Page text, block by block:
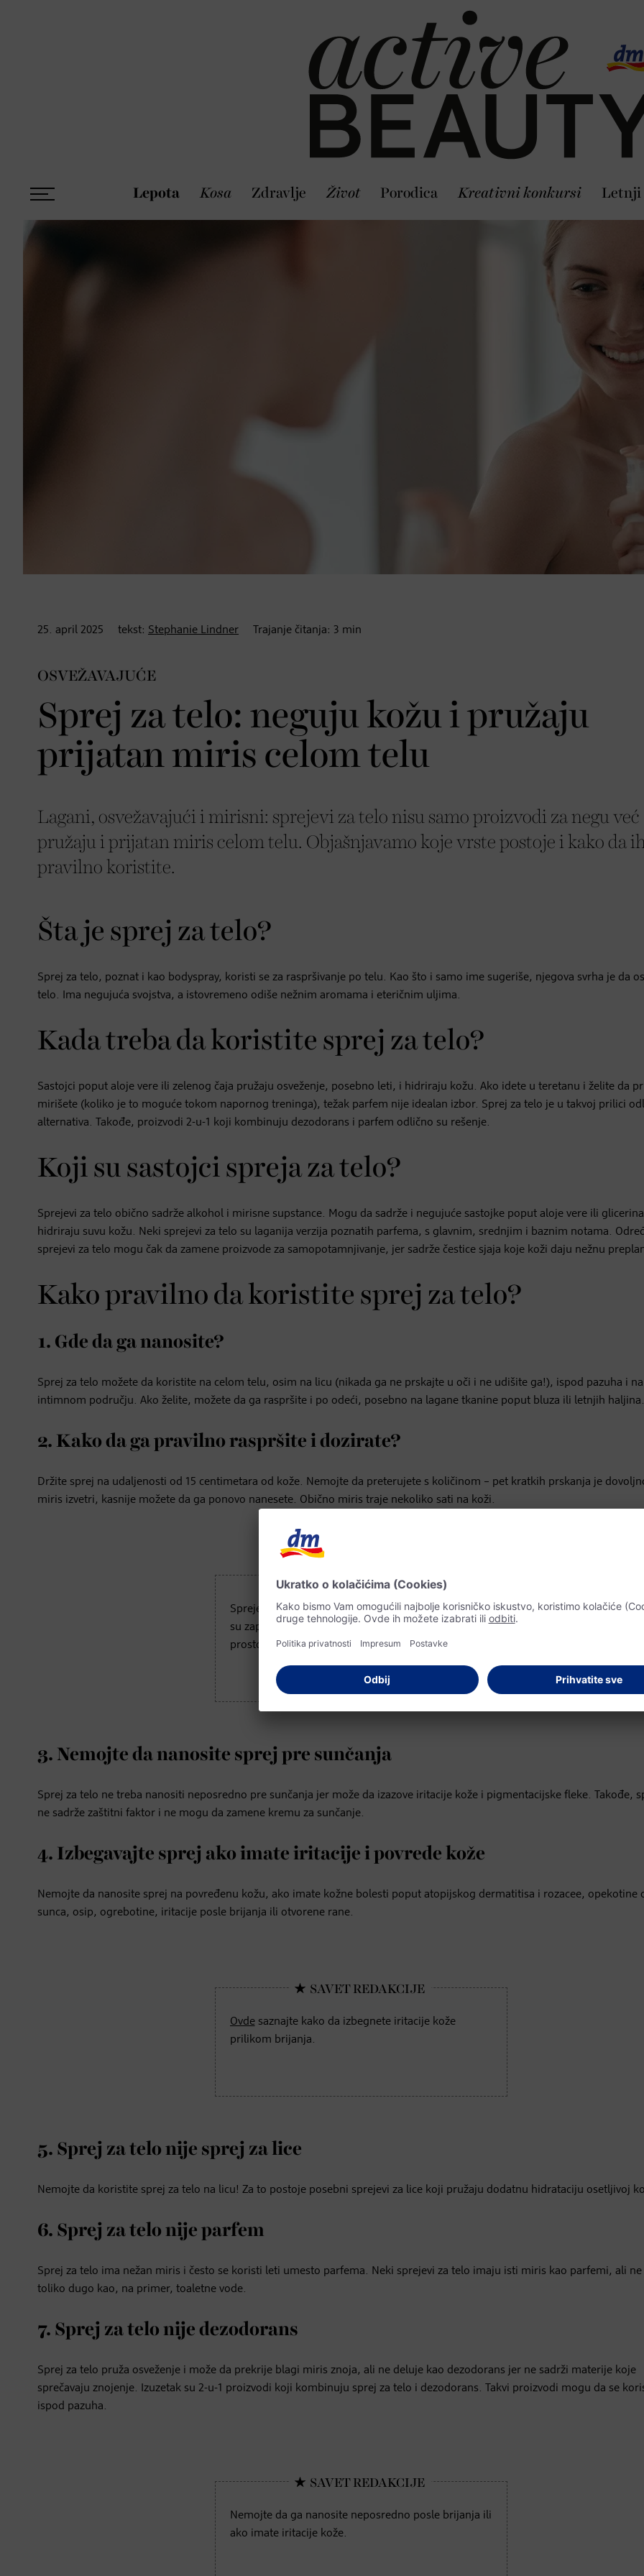
Lepota Kosa Zdravlje Život Porodica Kreativni konkursi Letnji
25. april 2025 tekst: Stephanie Lindner Trajanje čitanja: 3 min
OSVEŽAVAJUĆE
Sprej za telo: neguju kožu i pružaju
prijatan miris celom telu
Lagani, osvežavajući i mirisni: sprejevi za telo nisu samo proizvodi za negu već
pružaju i prijatan miris celom telu. Objašnjavamo koje vrste postoje i kako da
pravilno koristite.
Šta je sprej za telo?
Sprej za telo, poznat i kao bodyspray, koristi se za raspršivanje po telu. Kao što i samo ime sugeriše, njegova svrha je da
telo. Ima negujuća svojstva, a istovremeno odiše nežnim aromama i eteričnim uljima.
Kada treba da koristite sprej za telo?
Sastojci poput aloje vere ili zelenog čaja pružaju osveženje, posebno leti, i hidriraju kožu. Ako idete u teretanu i želite da
mirišete (koliko je to moguće tokom napornog treninga), težak parfem nije idealan izbor. Sprej za telo je u takvoj prilici
alternativa. Takođe, proizvodi 2-u-1 koji kombinuju dezodorans i parfem odlično su rešenje.
Koji su sastojci spreja za telo?
Sprejevi za telo obično sadrže alkohol i mirisne supstance. Mogu da sadrže i negujuće sastojke poput aloje vere ili
hidriraju suvu kožu. Neki sprejevi za telo su laganija verzija poznatih parfema, s glavnim, srednjim i baznim notama.
sprejevi za telo mogu čak da zamene proizvode za samopotamnjivanje, jer sadrže čestice sjaja koje koži daju nežnu
Kako pravilno da koristite sprej za telo?
1. Gde da ga nanosite?
Sprej za telo možete da koristite na celom telu, osim na licu (nikada ga ne prskajte u oči i ne udišite ga!), ispod pazuha i na
intimnom području. Ako želite, možete da ga raspršite i po odeći, posebno na lagane tkanine poput bluza ili letnjih haljina.
2. Kako da ga pravilno raspršite i dozirate?
Držite sprej na udaljenosti od 15 centimetara od kože. Nemojte da preterujete s količinom – pet kratkih prskanja je
miris izvetri, kasnije možete da ga ponovo nanesete. Obično miris traje nekoliko sati na koži.
Sprejevi za telo sadrže visok postotak alkohola i lako
su zapaljivi. Koristite ih samo u dobro provetrenim
prostorima ili na otvorenom.
3. Nemojte da nanosite sprej pre sunčanja
Sprej za telo ne treba nanositi neposredno pre sunčanja jer može da izazove iritacije kože i pigmentacijske fleke. Takođe,
ne sadrže zaštitni faktor i ne mogu da zamene kremu za sunčanje.
4. Izbegavajte sprej ako imate iritacije i povrede kože
Nemojte da nanosite sprej na povređenu kožu, ako imate kožne bolesti poput atopijskog dermatitisa i rozacee, opekotine
sunca, osip, ogrebotine, iritacije posle brijanja ili otvorene rane.
Ovdesaznajte kako da izbegnete iritacije kože
prilikom brijanja.
5. Sprej za telo nije sprej za lice
Nemojte da koristite sprej za telo na licu! Za to postoje posebni sprejevi za lice koji pružaju dodatnu hidrataciju osetljivoj
6. Sprej za telo nije parfem
Sprej za telo ima nežan miris i često se koristi leti umesto parfema. Neki sprejevi za telo imaju isti miris kao parfemi, ali
toliko dugo kao, na primer, toaletne vode.
7. Sprej za telo nije dezodorans
Sprej za telo pruža osveženje i može da prekrije blagi miris znoja, ali ne deluje kao dezodorans jer ne sadrži materije koje
sprečavaju znojenje. Izuzetak su 2-u-1 proizvodi koji kombinuju sprej za telo i dezodorans. Takvi proizvodi mogu da se
ispod pazuha.
Nemojte da ga nanosite neposredno posle brijanja ili
ako imate iritacije kože.